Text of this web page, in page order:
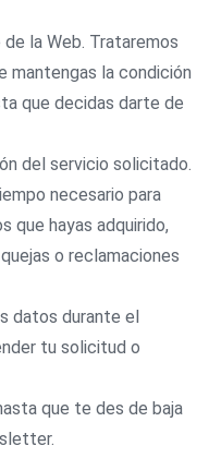
la Web. Trataremos
mantengas la condición
que decidas darte de
del servicio solicitado.
necesario para
que hayas adquirido,
o reclamaciones
datos durante el
tu solicitud o
que te des de baja